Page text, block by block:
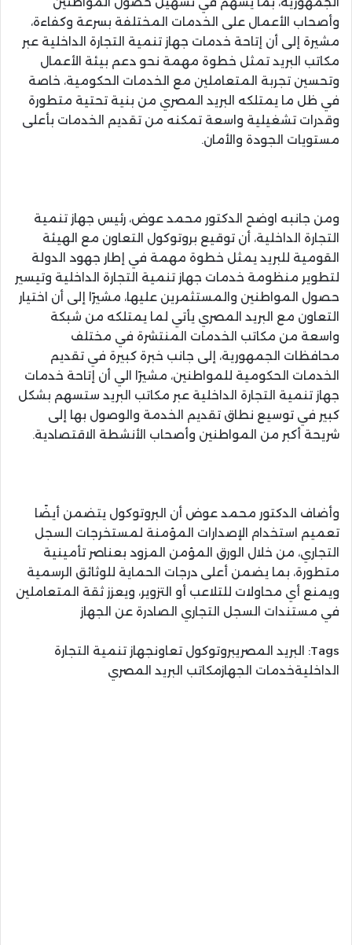
وأصحاب الأعمال على الخدمات المختلفة بسرعة وكفاءة،
مشيرة إلى أن إتاحة خدمات جهاز تنمية التجارة الداخلية عبر
مكاتب البريد تمثل خطوة مهمة نحو دعم بيئة الأعمال
وتحسين تجربة المتعاملين مع الخدمات الحكومية، خاصة
في ظل ما يمتلكه البريد المصري من بنية تحتية متطورة
وقدرات تشغيلية واسعة تمكنه من تقديم الخدمات بأعلى
مستويات الجودة والأمان.
ومن جانبه اوضح الدكتور محمد عوض، رئيس جهاز تنمية
التجارة الداخلية، أن توقيع بروتوكول التعاون مع الهيئة
القومية للبريد يمثل خطوة مهمة في إطار جهود الدولة
لتطوير منظومة خدمات جهاز تنمية التجارة الداخلية وتيسير
حصول المواطنين والمستثمرين عليها، مشيرًا إلى أن اختيار
التعاون مع البريد المصري يأتي لما يمتلكه من شبكة
واسعة من مكاتب الخدمات المنتشرة في مختلف
محافظات الجمهورية، إلى جانب خبرة كبيرة في تقديم
الخدمات الحكومية للمواطنين، مشيرًا الي أن إتاحة خدمات
جهاز تنمية التجارة الداخلية عبر مكاتب البريد ستسهم بشكل
كبير في توسيع نطاق تقديم الخدمة والوصول بها إلى
شريحة أكبر من المواطنين وأصحاب الأنشطة الاقتصادية.
وأضاف الدكتور محمد عوض أن البروتوكول يتضمن أيضًا
تعميم استخدام الإصدارات المؤمنة لمستخرجات السجل
التجاري، من خلال الورق المؤمن المزود بعناصر تأمينية
متطورة، بما يضمن أعلى درجات الحماية للوثائق الرسمية
ويمنع أي محاولات للتلاعب أو التزوير، ويعزز ثقة المتعاملين
في مستندات السجل التجاري الصادرة عن الجهاز
Tags:
البريد المصريبروتوكول تعاونجهاز تنمية التجارة
الداخليةخدمات الجهازمكاتب البريد المصري